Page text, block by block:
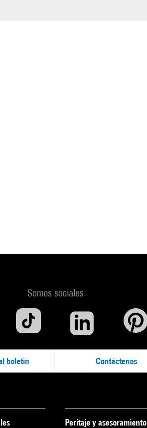
Somos sociales
boletín Contáctenos
Peritaje y asesoramiento